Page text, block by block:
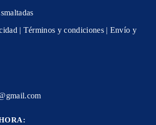
| Términos y condiciones | Envío y